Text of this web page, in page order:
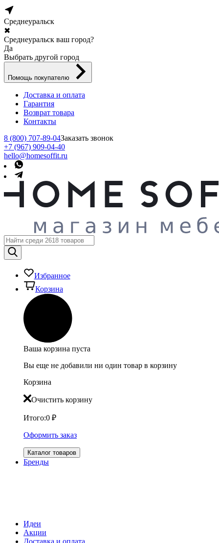
Среднеуральск
✖
Среднеуральск ваш город?
Да
Выбрать другой город
Помощь покупателю
Доставка и оплата
Гарантия
Возврат товара
Контакты
8 (800) 707-89-04Заказать звонок
+7 (967) 909-04-40
hello@homesoffit.ru
Избранное
Корзина
Ваша корзина пуста
Вы еще не добавили ни один товар в корзину
Корзина
Очистить корзину
Итого:0 ₽
Оформить заказ
Каталог товаров
Бренды
Идеи
Акции